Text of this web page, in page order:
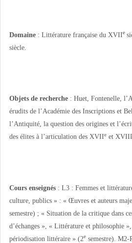
Domaine: Littérature française du XVIIe
siècle.
Objets de recherche: Huet, Fontenelle,
érudits de l’Académie des Inscriptions et
l’Antiquité, la question des origines et
des élites à l’articulation des XVIIeet XVIII
Cours enseignés: L3 : Femmes et
culture, publics » : « Œuvres et auteurs
semestre) ; « Situation de la critique dans
d’échanges », « Littérature et philosophie
périodisation littéraire » (2esemestre). M2-